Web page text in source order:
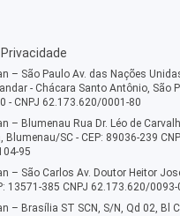
– São Paulo Av. das Nações
- Chácara Santo Antônio, São
- CNPJ 62.173.620/0001-80
– Blumenau Rua Dr. Léo de
Blumenau/SC - CEP: 89036-239
95
– São Carlos Av. Doutor Heitor
13571-385 CNPJ 62.173.620/0093-
– Brasília ST SCN, S/N, Qd 02, Bl